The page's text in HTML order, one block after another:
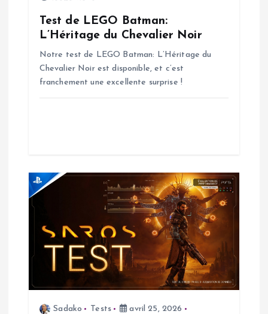
r
t
Test de LEGO Batman:
L’Héritage du Chevalier Noir
Notre test de LEGO Batman: L’Héritage du
Chevalier Noir est disponible, et c’est
franchement une excellente surprise !
Sadako Tests
avril 25, 2026